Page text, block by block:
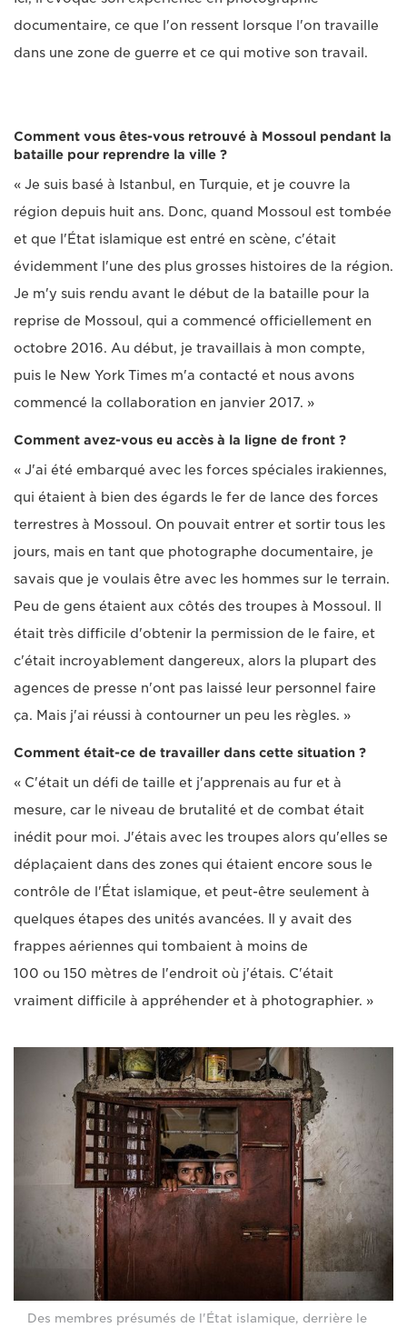
documentaire, ce que l'on ressent lorsque l'on travaille
dans une zone de guerre et ce qui motive son travail.
Comment vous êtes-vous retrouvé à Mossoul pendant la
bataille pour reprendre la ville ?
« Je suis basé à Istanbul, en Turquie, et je couvre la
région depuis huit ans. Donc, quand Mossoul est tombée
et que l'État islamique est entré en scène, c'était
évidemment l'une des plus grosses histoires de la région.
Je m'y suis rendu avant le début de la bataille pour la
reprise de Mossoul, qui a commencé officiellement en
octobre 2016. Au début, je travaillais à mon compte,
puis le New York Times m'a contacté et nous avons
commencé la collaboration en janvier 2017. »
Comment avez-vous eu accès à la ligne de front ?
« J'ai été embarqué avec les forces spéciales irakiennes,
qui étaient à bien des égards le fer de lance des forces
terrestres à Mossoul. On pouvait entrer et sortir tous les
jours, mais en tant que photographe documentaire, je
savais que je voulais être avec les hommes sur le terrain.
Peu de gens étaient aux côtés des troupes à Mossoul. Il
était très difficile d'obtenir la permission de le faire, et
c'était incroyablement dangereux, alors la plupart des
agences de presse n'ont pas laissé leur personnel faire
ça. Mais j'ai réussi à contourner un peu les règles. »
Comment était-ce de travailler dans cette situation ?
« C'était un défi de taille et j'apprenais au fur et à
mesure, car le niveau de brutalité et de combat était
inédit pour moi. J'étais avec les troupes alors qu'elles se
déplaçaient dans des zones qui étaient encore sous le
contrôle de l'État islamique, et peut-être seulement à
quelques étapes des unités avancées. Il y avait des
frappes aériennes qui tombaient à moins de
100 ou 150 mètres de l'endroit où j'étais. C'était
vraiment difficile à appréhender et à photographier. »
Des membres présumés de l'État islamique, derrière le